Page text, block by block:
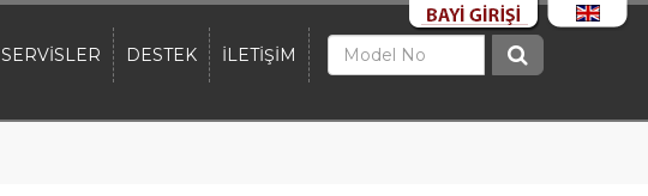
SERVİSLER DESTEK İLETİŞİM